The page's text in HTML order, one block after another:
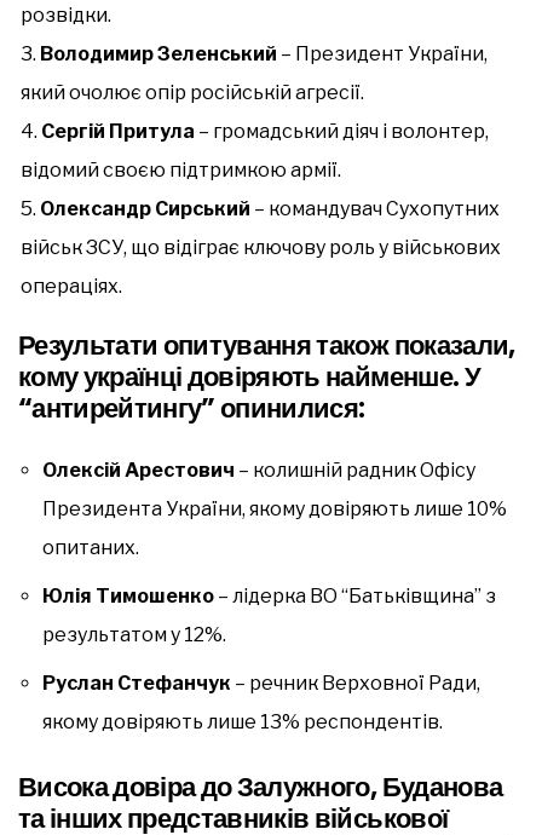
розвідки.
Володимир Зеленський – Президент України,
який очолює опір російській агресії.
Сергій Притула – громадський діяч і волонтер,
відомий своєю підтримкою армії.
Олександр Сирський – командувач Сухопутних
військ ЗСУ, що відіграє ключову роль у військових
операціях.
Результати опитування також показали,
кому українці довіряють найменше. У
“антирейтингу” опинилися:
Олексій Арестович – колишній радник Офісу
Президента України, якому довіряють лише 10%
опитаних.
Юлія Тимошенко – лідерка ВО “Батьківщина” з
результатом у 12%.
Руслан Стефанчук – речник Верховної Ради,
якому довіряють лише 13% респондентів.
Висока довіра до Залужного, Буданова
та інших представників військової